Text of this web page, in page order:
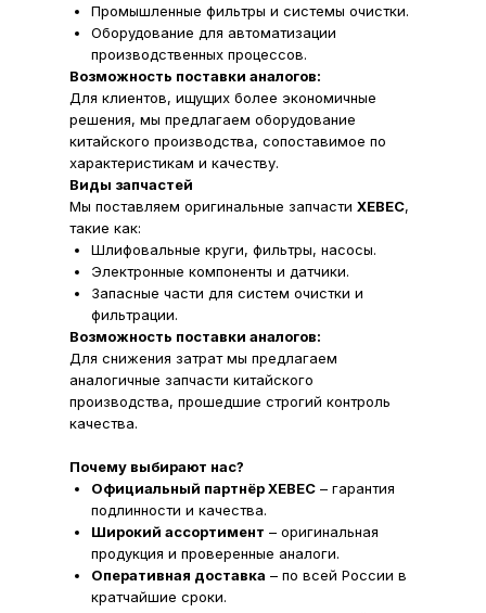
Промышленные фильтры и системы очистки.
Оборудование для автоматизации
производственных процессов.
Возможность поставки аналогов:
Для клиентов, ищущих более экономичные
решения, мы предлагаем оборудование
китайского производства, сопоставимое по
характеристикам и качеству.
Виды запчастей
Мы поставляем оригинальные запчасти XEBEC,
такие как:
Шлифовальные круги, фильтры, насосы.
Электронные компоненты и датчики.
Запасные части для систем очистки и
фильтрации.
Возможность поставки аналогов:
Для снижения затрат мы предлагаем
аналогичные запчасти китайского
производства, прошедшие строгий контроль
качества.
Почему выбирают нас?
Официальный партнёр XEBEC – гарантия
подлинности и качества.
Широкий ассортимент – оригинальная
продукция и проверенные аналоги.
Оперативная доставка – по всей России в
кратчайшие сроки.